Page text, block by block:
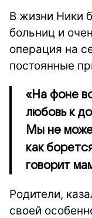
В жизни Ники
больниц и
операция на
постоянные
«На фоне
любовь к
Мы не
как
говорит
Родители,
своей